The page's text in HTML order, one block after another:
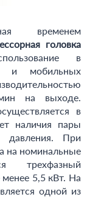
временем
головка
в
и мобильных
на выходе.
в
наличия пары
давления. При
на номинальные
трехфазный
5,5 кВт. На
одной из